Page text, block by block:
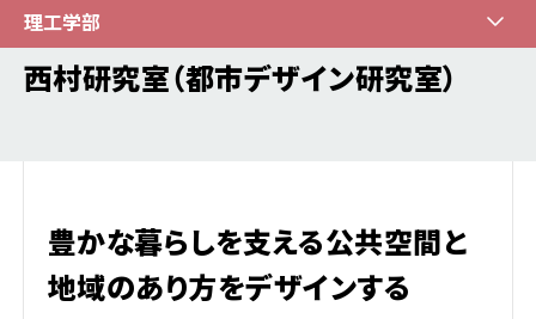
西村研究室（都市デザイン研究室）
豊かな暮らしを支える公共空間と
地域のあり方をデザインする
理工学部